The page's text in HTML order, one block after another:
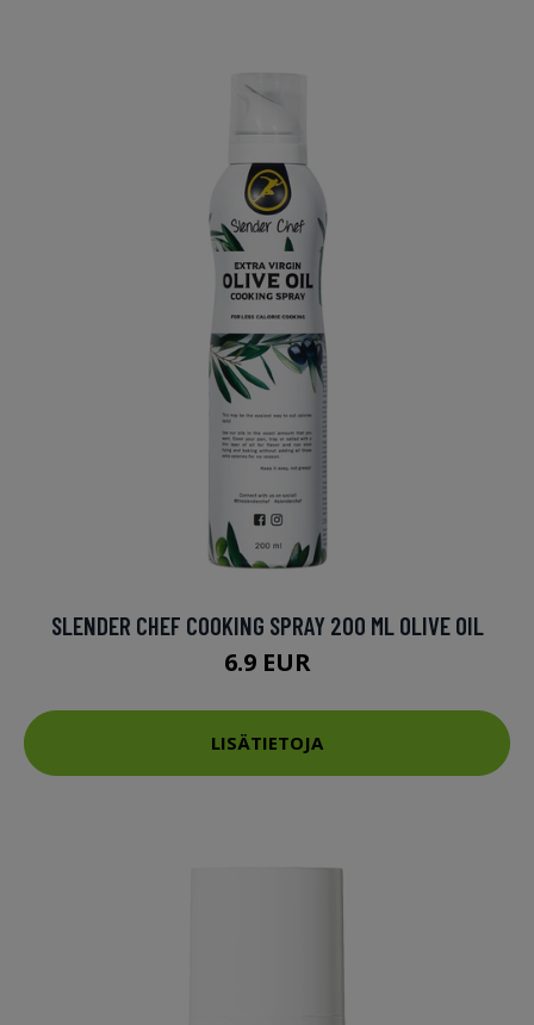
SLENDER CHEF COOKING SPRAY 200 ML OLIVE OIL
6.9 EUR
LISÄTIETOJA